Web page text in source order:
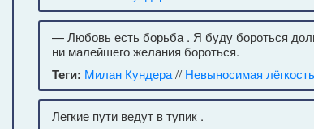
— Любовь есть борьба . Я буду бороться
ни малейшего желания бороться.
Теги: Милан Кундера// Невыносимая
Легкие пути ведут в тупик .